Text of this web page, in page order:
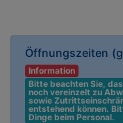
Öffnungszeiten
Information
Bitte beachten Sie,
noch vereinzelt zu
sowie
entstehend können.
Dinge beim Personal.